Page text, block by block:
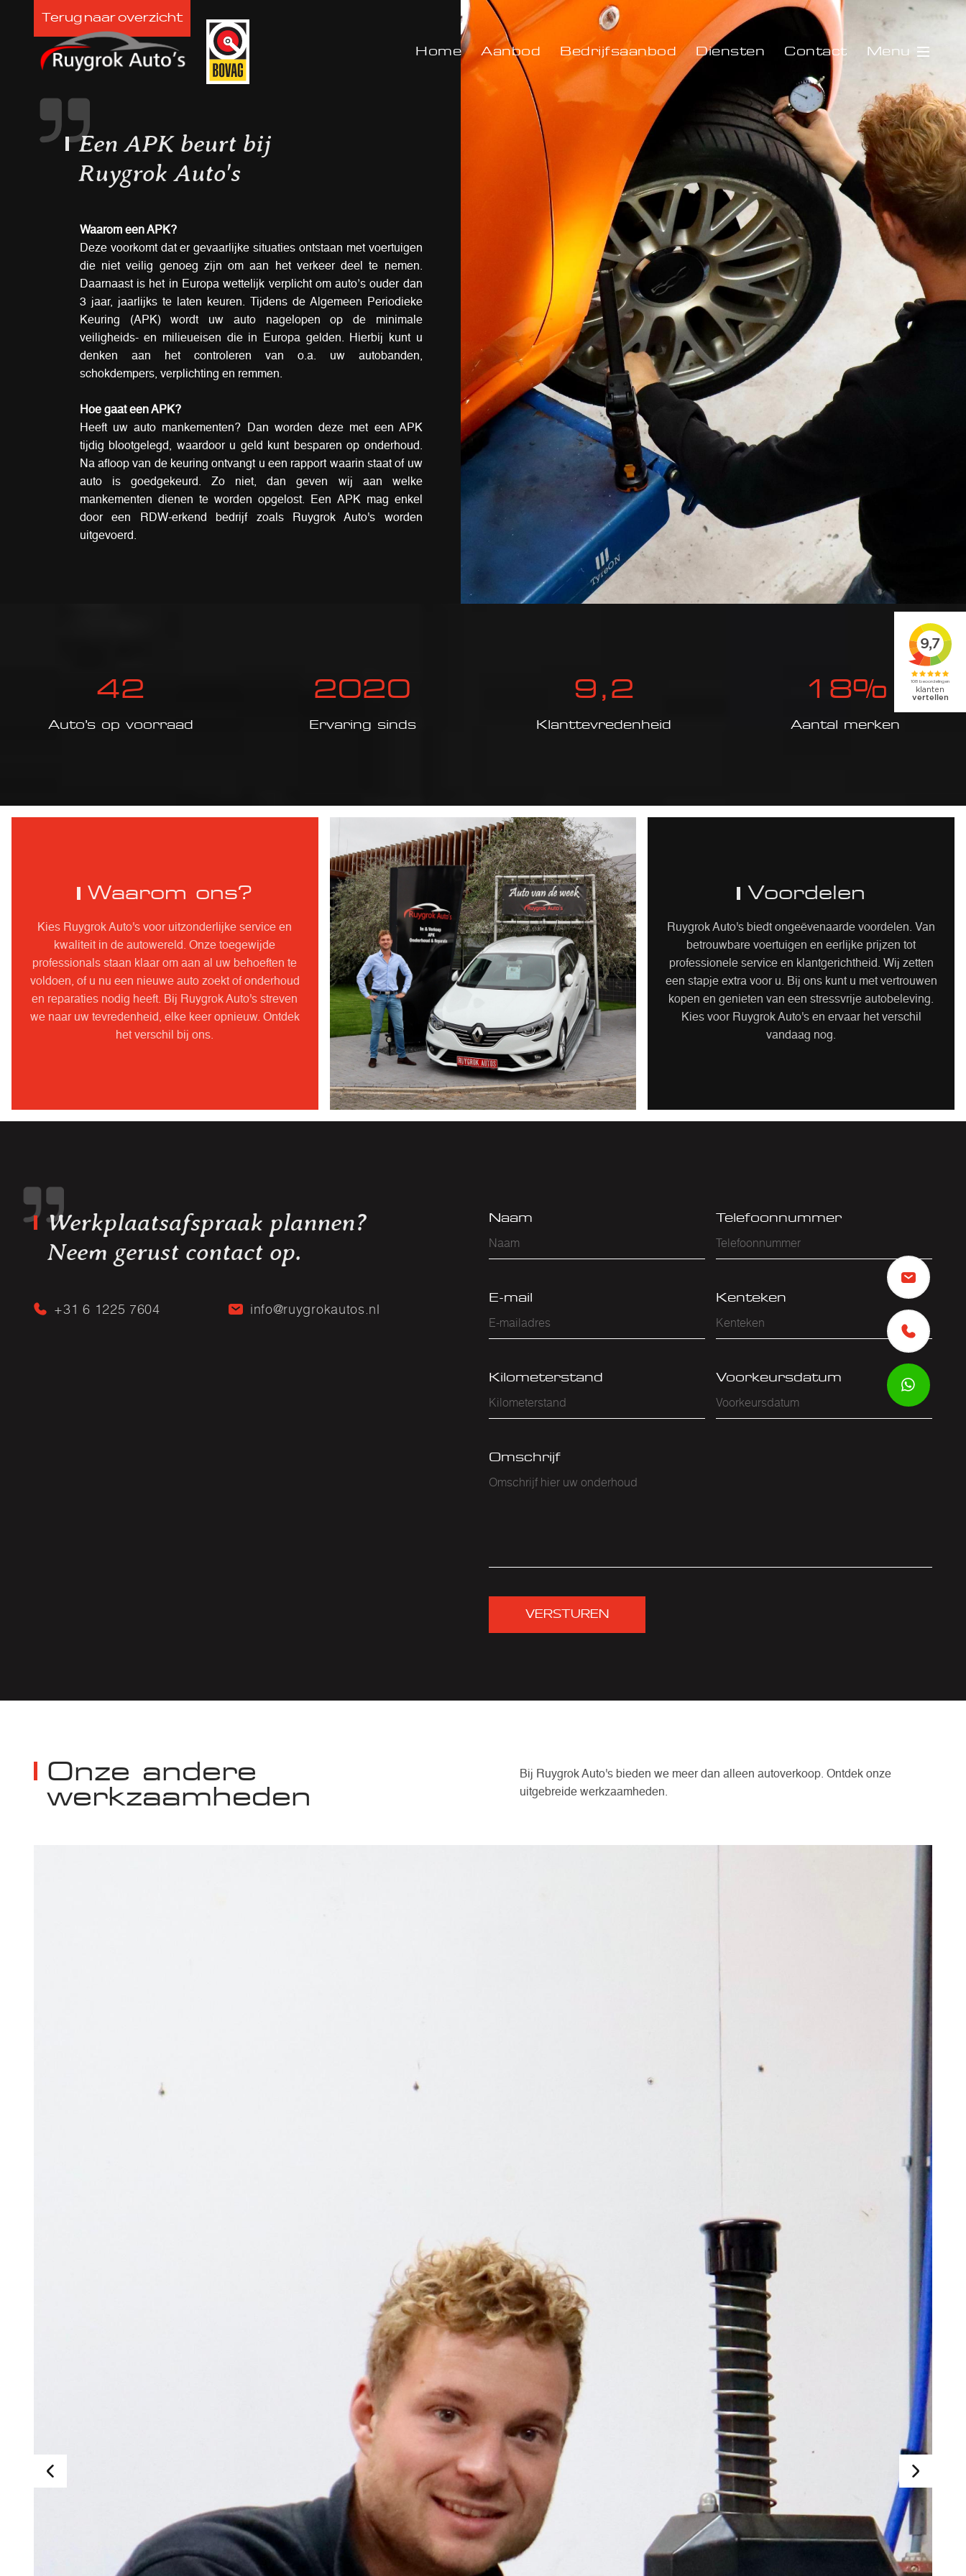
Home Aanbod Bedrijfsaanbod Diensten Contact Menu
Terug naar overzicht
Een APK beurt bij
Ruygrok Auto's
Waarom een APK?
Deze voorkomt dat er gevaarlijke situaties ontstaan met voertuigen
die niet veilig genoeg zijn om aan het verkeer deel te nemen.
Daarnaast is het in Europa wettelijk verplicht om auto’s ouder dan
3 jaar, jaarlijks te laten keuren. Tijdens de Algemeen Periodieke
Keuring (APK) wordt uw auto nagelopen op de minimale
veiligheids- en milieueisen die in Europa gelden. Hierbij kunt u
denken aan het controleren van o.a. uw autobanden,
schokdempers, verplichting en remmen.
Hoe gaat een APK?
Heeft uw auto mankementen? Dan worden deze met een APK
tijdig blootgelegd, waardoor u geld kunt besparen op onderhoud.
Na afloop van de keuring ontvangt u een rapport waarin staat of uw
auto is goedgekeurd. Zo niet, dan geven wij aan welke
mankementen dienen te worden opgelost. Een APK mag enkel
door een RDW-erkend bedrijf zoals Ruygrok Auto's
worden
uitgevoerd.
42
Auto’s op voorraad
2020
Ervaring sinds
9,2
Klanttevredenheid
18%
Aantal merken
Waarom ons?
Kies Ruygrok Auto's voor uitzonderlijke service en
kwaliteit in de autowereld. Onze toegewijde
professionals staan klaar om aan al uw behoeften te
voldoen, of u nu een nieuwe auto zoekt of onderhoud
en reparaties nodig heeft. Bij Ruygrok Auto's streven
we naar uw tevredenheid, elke keer opnieuw. Ontdek
het verschil bij ons.
Voordelen
Ruygrok Auto's biedt ongeëvenaarde voordelen. Van
betrouwbare voertuigen en eerlijke prijzen tot
professionele service en klantgerichtheid. Wij zetten
een stapje extra voor u. Bij ons kunt u met vertrouwen
kopen en genieten van een stressvrije autobeleving.
Kies voor Ruygrok Auto's en ervaar het verschil
vandaag nog.
Werkplaatsafspraak plannen?
Neem gerust contact op.
+31 6 1225 7604 info@ruygrokautos.nl
Naam Telefoonnummer
E-mail Kenteken
Kilometerstand Voorkeursdatum
Omschrijf
VERSTUREN
Onze andere
werkzaamheden
Bij Ruygrok Auto's bieden we meer dan alleen autoverkoop. Ontdek onze
uitgebreide werkzaamheden.